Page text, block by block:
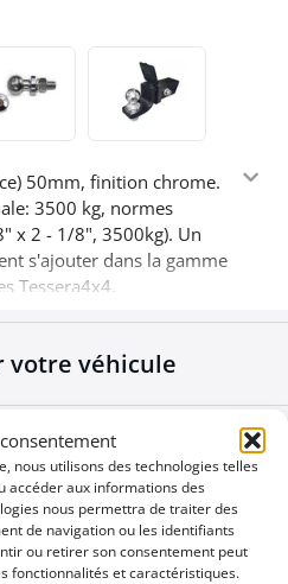
nous utilisons des technologies telles
accéder aux informations des
nous permettra de traiter des
de navigation ou les identifiants
ou retirer son consentement peut
fonctionnalités et caractéristiques.
50mm, finition chrome.
3500 kg, normes
x 2 - 1/8", 3500kg). Un
s'ajouter dans la gamme
Tessera4x4.
votre véhicule
des Brochures et
l'Entreprise